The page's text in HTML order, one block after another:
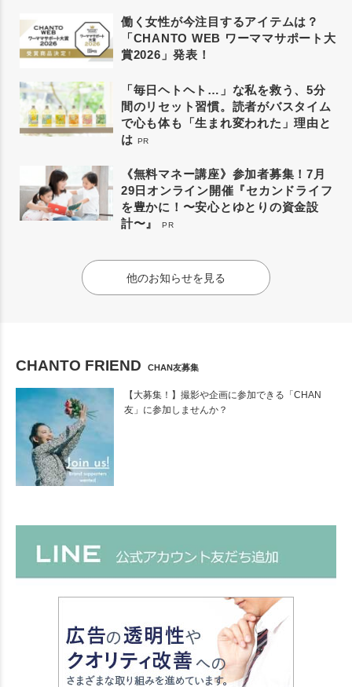
働く女性が今注目するアイテムは？
「CHANTO WEB ワーママサポート大
賞2026」発表！
「毎日ヘトヘト…」な私を救う、5分
間のリセット習慣。読者がバスタイム
で心も体も「生まれ変われた」理由と
は PR
《無料マネー講座》参加者募集！7月
29日オンライン開催『セカンドライフ
を豊かに！〜安心とゆとりの資金設
計〜』
PR
他のお知らせを見る
CHANTO FRIEND CHAN友募集
【大募集！】撮影や企画に参加できる「CHAN
友」に参加しませんか？